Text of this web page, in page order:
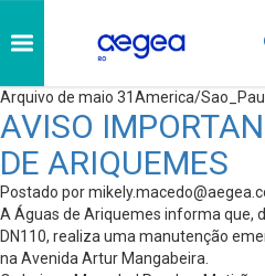
Arquivo de maio 31America/
AVISO
DE ARIQUEMES
Postado por
A Águas de Ariquemes informa que,
DN110, realiza uma manutenção
na Avenida Artur Mangabeira.